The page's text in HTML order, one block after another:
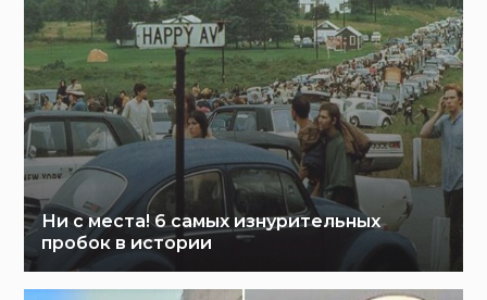
Ни с места! 6 самых изнурительных
пробок в истории